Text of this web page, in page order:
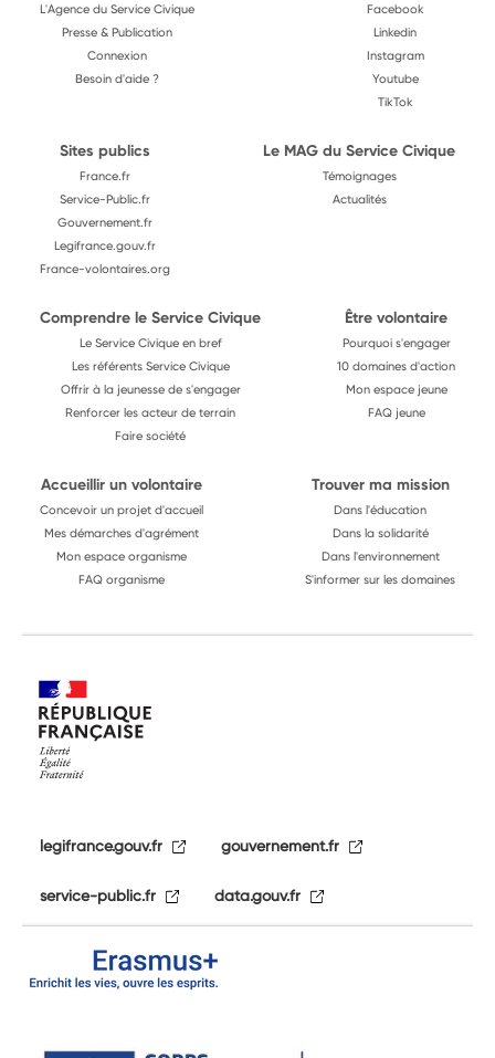
L'Agence du Service Civique
Presse & Publication
Connexion
Besoin d'aide ?
Facebook
Linkedin
Instagram
Youtube
TikTok
Sites publics
France.fr
Service-Public.fr
Gouvernement.fr
Legifrance.gouv.fr
France-volontaires.org
Le MAG du Service Civique
Témoignages
Actualités
Comprendre le Service Civique
Le Service Civique en bref
Les référents Service Civique
Offrir à la jeunesse de s'engager
Renforcer les acteur de terrain
Faire société
Être volontaire
Pourquoi s'engager
10 domaines d'action
Mon espace jeune
FAQ jeune
Accueillir un volontaire
Concevoir un projet d'accueil
Mes démarches d'agrément
Mon espace organisme
FAQ organisme
Trouver ma mission
Dans l'éducation
Dans la solidarité
Dans l'environnement
S'informer sur les domaines
legifrance.gouv.fr gouvernement.fr
service-public.fr data.gouv.fr